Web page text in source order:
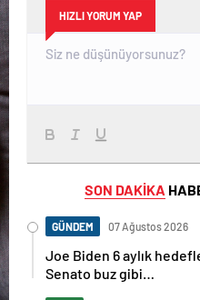
HIZLI YORUM YAP
SON DAKİKA
GÜNDEM 07 Ağustos 2026
Joe Biden 6 aylık
Senato buz gibi…